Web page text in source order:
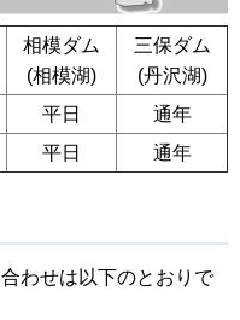
相模ダム
(相模湖)
三保ダム
(丹沢湖)
平日
通年
平日 通年
わせは以下のとおりで